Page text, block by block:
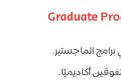
الماجستير.
أكاديميًا.